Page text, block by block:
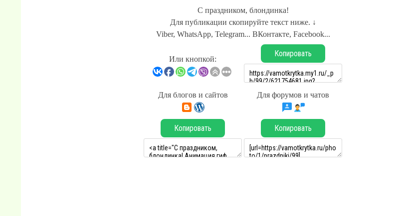
С праздником, блондинка!
Для публикации скопируйте текст ниже. ↓
Viber, WhatsApp, Telegram... ВКонтакте, Facebook...
Или кнопкой:
Копировать
Для блогов и сайтов Для форумов и чатов
Копировать Копировать